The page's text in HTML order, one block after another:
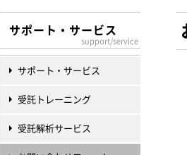
サポート・サービス
support/service
サポート・サービス
受託トレーニング
受託解析サービス